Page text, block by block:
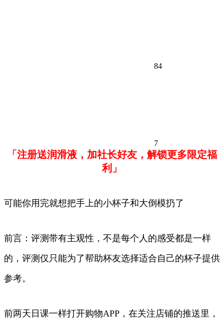
84
7
「注册送润滑液，加社长好友，解锁更多限定福
利」
可能你用完就想把手上的小杯子和大倒模扔了
前言：评测带有主观性，不是每个人的感受都是一样
的，评测仅只能为了帮助杯友选择适合自己的杯子提供
参考。
前两天日课一样打开购物APP，在关注店铺的推送里，